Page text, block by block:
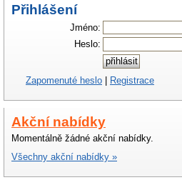
Přihlášení
Jméno:
Heslo:
Zapomenuté heslo | Registrace
Akční nabídky
Momentálně žádné akční nabídky.
Všechny akční nabídky »